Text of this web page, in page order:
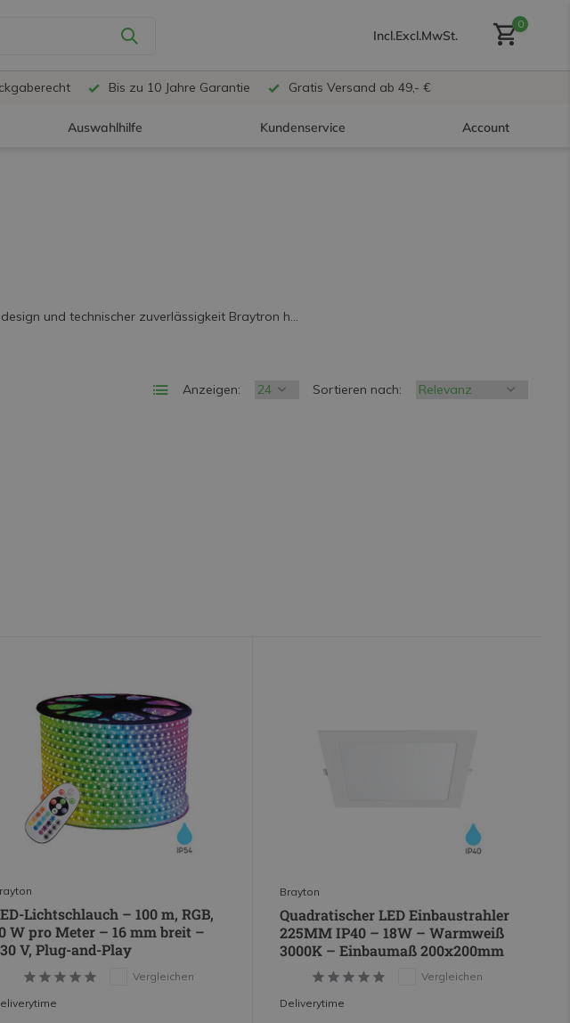
Incl.Excl.MwSt.
0
Bis zu 10 Jahre Garantie Gratis Versand ab 49,- €
Auswahlhilfe Kundenservice Account
und technischer zuverlässigkeit Braytron h...
Anzeigen: Sortieren nach:
Lichtschlauch – 100 m, RGB,
W pro Meter – 16 mm breit –
V, Plug-and-Play
Vergleichen
Brayton
Quadratischer LED Einbaustrahler
225MM IP40 – 18W – Warmweiß
3000K – Einbaumaß 200x200mm
Vergleichen
Deliverytime